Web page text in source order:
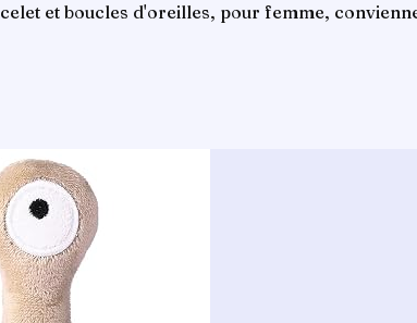
et boucles d'oreilles, pour femme,